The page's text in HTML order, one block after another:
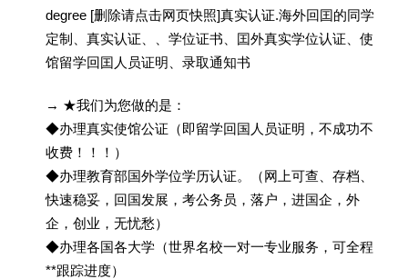
degree [删除请点击网页快照]真实认证.海外回囯的同学
定制、真实认证、、学位证书、囯外真实学位认证、使
馆留学回囯人员证明、录取通知书
→ ★我们为您做的是：
◆办理真实使馆公证（即留学回国人员证明，不成功不
收费！！！）
◆办理教育部国外学位学历认证。（网上可查、存档、
快速稳妥，回国发展，考公务员，落户，进国企，外
企，创业，无忧愁）
◆办理各国各大学（世界名校一对一专业服务，可全程
**跟踪进度）